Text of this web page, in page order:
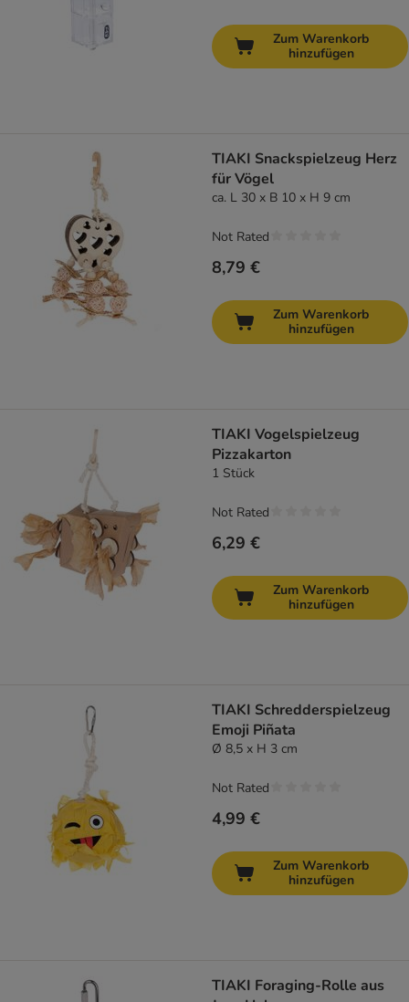
Zum Warenkorb
hinzufügen
TIAKI Snackspielzeug Herz
für Vögel
ca. L 30 x B 10 x H 9 cm
8,79 €
Not Rated
Zum Warenkorb
hinzufügen
TIAKI Vogelspielzeug
Pizzakarton
1 Stück
6,29 €
Not Rated
Zum Warenkorb
hinzufügen
TIAKI Schredderspielzeug
Emoji Piñata
Ø 8,5 x H 3 cm
4,99 €
Not Rated
Zum Warenkorb
hinzufügen
TIAKI Foraging-Rolle aus